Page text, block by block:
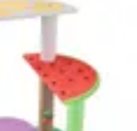
saineArticles Mensuels